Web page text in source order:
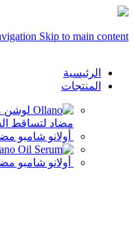
Skip to main content
الرئيسية
المنتجات
مضاد لتساقط
أولانو شامبو
أولانو شامبو